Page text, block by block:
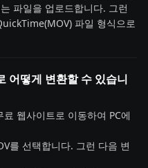
파일을 업로드합니다. 그런
파일 형식으로
어떻게 변환할 수 있습니
웹사이트로 이동하여 PC에
를 선택합니다. 그런 다음 변